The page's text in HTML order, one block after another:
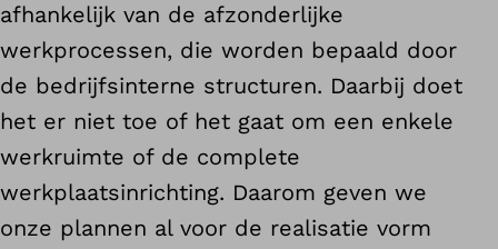
afhankelijk van de afzonderlijke
werkprocessen, die worden bepaald door
de bedrijfsinterne structuren. Daarbij doet
het er niet toe of het gaat om een enkele
werkruimte of de complete
werkplaatsinrichting. Daarom geven we
onze plannen al voor de realisatie vorm